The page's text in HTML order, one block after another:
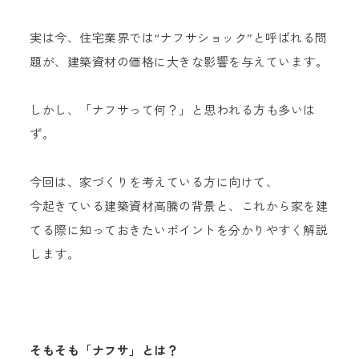
実は今、住宅業界では“ナフサショック”と呼ばれる問
題が、建築資材の価格に大きな影響を与えています。
しかし、「ナフサって何？」と思われる方も多いは
ず。
今回は、家づくりを考えている方に向けて、
今起きている建築資材高騰の背景と、これから家を建
てる際に知っておきたいポイントを分かりやすく解説
します。
そもそも「ナフサ」とは？